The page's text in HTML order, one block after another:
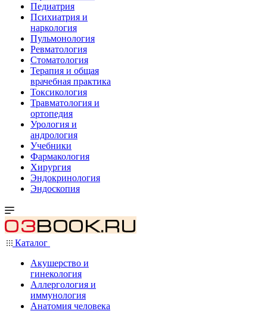
Педиатрия
Психиатрия и
наркология
Пульмонология
Ревматология
Стоматология
Терапия и общая
врачебная практика
Токсикология
Травматология и
ортопедия
Урология и
андрология
Учебники
Фармакология
Хирургия
Эндокринология
Эндоскопия
Каталог
Акушерство и
гинекология
Аллергология и
иммунология
Анатомия человека